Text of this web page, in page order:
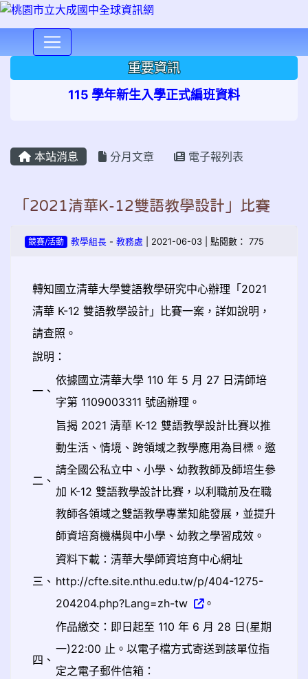
重要資訊
115 學年新生入學正式編班資料
本站消息 分月文章 電子報列表
「2021清華K-12雙語教學設計」比賽
競賽/活動 教學組長- 教務處 | 2021-06-03 | 點閱數： 775
轉知國立清華大學雙語教學研究中心辦理「2021
清華 K-12 雙語教學設計」比賽一案，詳如說明，
請查照。
說明：
一、
依據國立清華大學 110 年 5 月 27 日清師培
字第 1109003311 號函辦理。
二、
旨揭 2021 清華 K-12 雙語教學設計比賽以推
動生活、情境、跨領域之教學應用為目標。邀
請全國公私立中、小學、幼教教師及師培生參
加 K-12 雙語教學設計比賽，以利職前及在職
教師各領域之雙語教學專業知能發展，並提升
師資培育機構與中小學、幼教之學習成效。
三、
資料下載：清華大學師資培育中心網址
http://cfte.site.nthu.edu.tw/p/404-1275-
204204.php?Lang=zh-tw
。
四、
作品繳交：即日起至 110 年 6 月 28 日(星期
一)22:00 止。以電子檔方式寄送到該單位指
定之電子郵件信箱：